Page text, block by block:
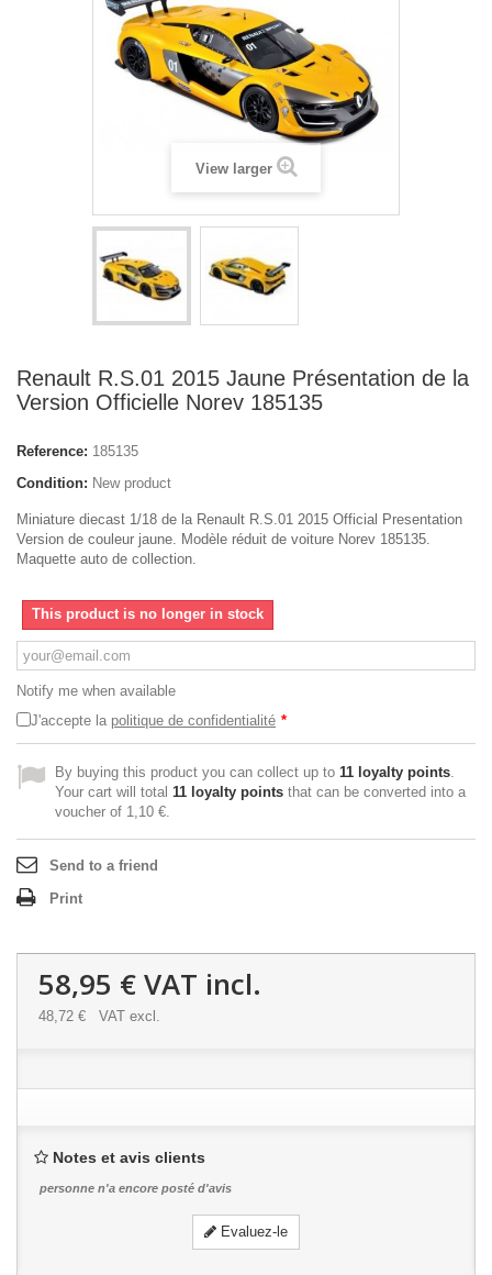
View larger
Renault R.S.01 2015 Jaune Présentation de la
Version Officielle Norev 185135
Reference: 185135
Condition: New product
Miniature diecast 1/18 de la Renault R.S.01 2015 Official Presentation
Version de couleur jaune. Modèle réduit de voiture Norev 185135.
Maquette auto de collection.
This product is no longer in stock
Notify me when available
J'accepte la politique de confidentialité *
By buying this product you can collect up to 11 loyalty points.
Your cart will total 11 loyalty points that can be converted into a
voucher of 1,10 €.
Send to a friend
Print
58,95 €VAT incl.
48,72 € VAT excl.
Notes et avis clients
personne n'a encore posté d'avis
Evaluez-le